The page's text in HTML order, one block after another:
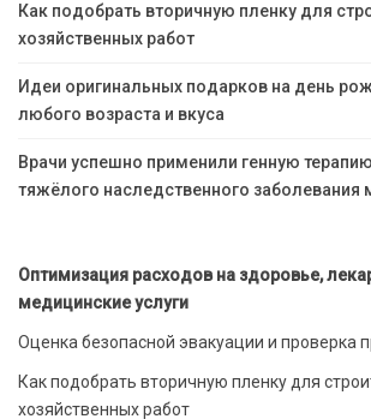
Как подобрать вторичную пленку для
хозяйственных работ
Идеи оригинальных подарков на день
любого возраста и вкуса
Врачи успешно применили генную
тяжёлого наследственного заболевания
Оптимизация расходов на здоровье,
медицинские услуги
Оценка безопасной эвакуации и проверка
Как подобрать вторичную пленку для
хозяйственных работ